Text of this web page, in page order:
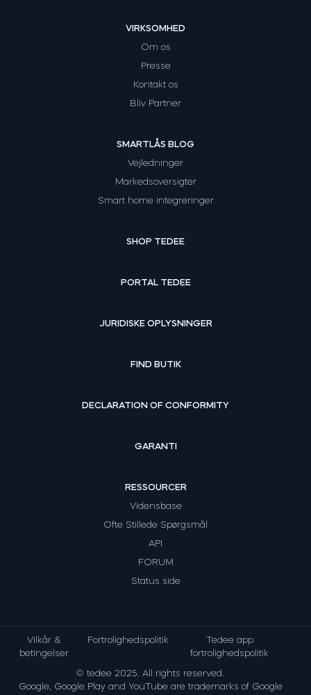
VIRKSOMHED
Om os
Presse
Kontakt os
Bliv Partner
SMARTLÅS BLOG
Vejledninger
Markedsoversigter
Smart home integreringer
SHOP TEDEE
PORTAL TEDEE
JURIDISKE OPLYSNINGER
FIND BUTIK
DECLARATION OF CONFORMITY
GARANTI
RESSOURCER
Vidensbase
Ofte Stillede Spørgsmål
API
FORUM
Status side
Vilkår &
betingelser
Fortrolighedspolitik
Tedee app
fortrolighedspolitik
© tedee 2025. All rights reserved.
Google, Google Play and YouTube are trademarks of Google